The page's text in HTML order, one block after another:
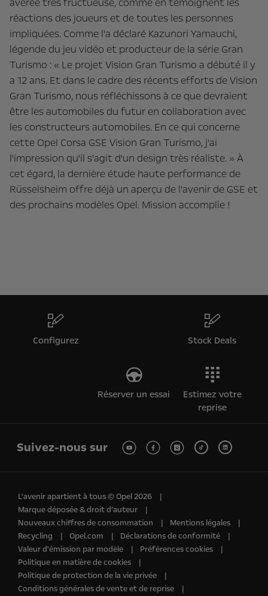
réactions des joueurs et de toutes les personnes
impliquées. Comme l'a déclaré Kazunori Yamauchi,
légende du jeu vidéo et producteur de la série Gran
Turismo : « Le projet Vision Gran Turismo a débuté il y
a 12 ans. Et dans le cadre des récents efforts de Vision
Gran Turismo, nous réfléchissons à ce que devraient
être les automobiles du futur en collaboration avec
les constructeurs automobiles. En ce qui concerne
cette Opel Corsa GSE Vision Gran Turismo, j'ai
l'impression qu'il s'agit d'un design très réaliste. » À
cet égard, la dernière étude haute performance de
Rüsselsheim offre déjà un aperçu de l'avenir de GSE et
des prochains modèles Opel. Mission accomplie !
Configurez Stock Deals
Réserver un essai
Estimez votre
reprise
Suivez-nous sur
L'avenir apartient à tous © Opel 2026
Marque déposée & droit d’auteur
Nouveaux chiffres de consommation
Mentions légales
Recycling
Opel.com
Déclarations de conformité
Valeur d'émission par modèle
Préférences cookies
Politique en matière de cookies
Politique de protection de la vie privée
Conditions générales de vente et de reprise